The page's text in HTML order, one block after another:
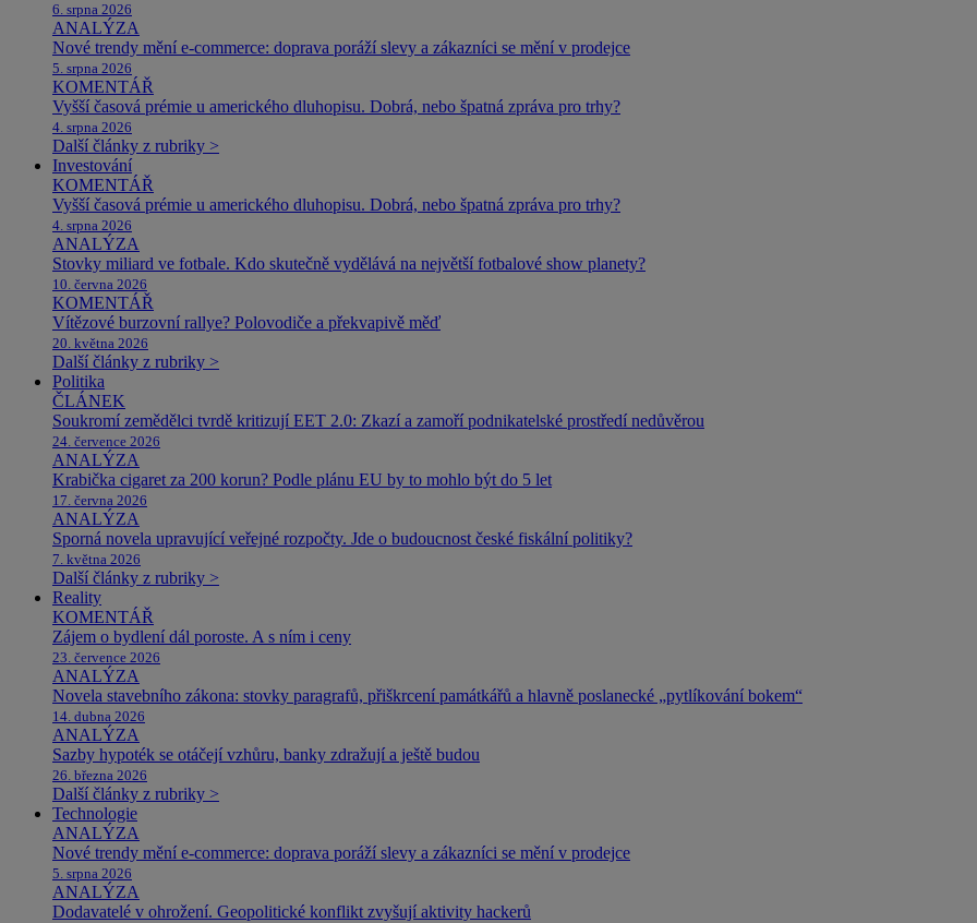
6. srpna 2026
ANALÝZA
Nové trendy mění e-commerce: doprava poráží slevy a zákazníci se mění v prodejce
5. srpna 2026
KOMENTÁŘ
Vyšší časová prémie u amerického dluhopisu. Dobrá, nebo špatná zpráva pro trhy?
4. srpna 2026
Další články z rubriky >
Investování
KOMENTÁŘ
Vyšší časová prémie u amerického dluhopisu. Dobrá, nebo špatná zpráva pro trhy?
4. srpna 2026
ANALÝZA
Stovky miliard ve fotbale. Kdo skutečně vydělává na největší fotbalové show planety?
10. června 2026
KOMENTÁŘ
Vítězové burzovní rallye? Polovodiče a překvapivě měď
20. května 2026
Další články z rubriky >
Politika
ČLÁNEK
Soukromí zemědělci tvrdě kritizují EET 2.0: Zkazí a zamoří podnikatelské prostředí nedůvěrou
24. července 2026
ANALÝZA
Krabička cigaret za 200 korun? Podle plánu EU by to mohlo být do 5 let
17. června 2026
ANALÝZA
Sporná novela upravující veřejné rozpočty. Jde o budoucnost české fiskální politiky?
7. května 2026
Další články z rubriky >
Reality
KOMENTÁŘ
Zájem o bydlení dál poroste. A s ním i ceny
23. července 2026
ANALÝZA
Novela stavebního zákona: stovky paragrafů, přiškrcení památkářů a hlavně poslanecké „pytlíkování bokem“
14. dubna 2026
ANALÝZA
Sazby hypoték se otáčejí vzhůru, banky zdražují a ještě budou
26. března 2026
Další články z rubriky >
Technologie
ANALÝZA
Nové trendy mění e-commerce: doprava poráží slevy a zákazníci se mění v prodejce
5. srpna 2026
ANALÝZA
Dodavatelé v ohrožení. Geopolitické konflikt zvyšují aktivity hackerů